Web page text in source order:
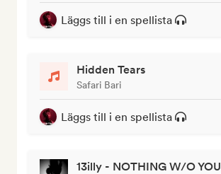
Läggs till i en spellista
Hidden Tears
Safari Bari
Läggs till i en spellista
13illy - NOTHING W/O YOU